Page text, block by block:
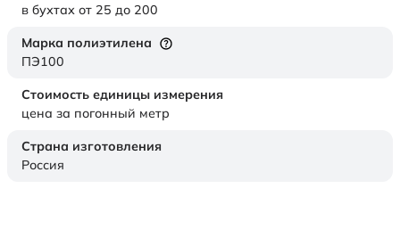
в бухтах от 25 до 200
Марка полиэтилена
ПЭ100
Стоимость единицы измерения
цена за погонный метр
Страна изготовления
Россия